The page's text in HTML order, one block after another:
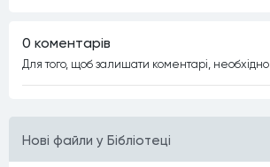
Нові файли у Бібліотеці
0 коментарiв
Для того, щоб залишати коментарi, необхiдно